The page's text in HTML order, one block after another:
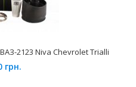
2123 Niva Chevrolet Trialli
грн.